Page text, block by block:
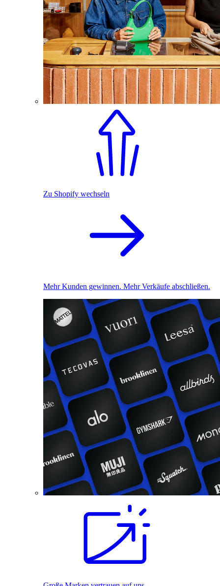
Zu Shopify wechseln
Mehr Kunden gewinnen. Mehr Verkäufe abschließen.